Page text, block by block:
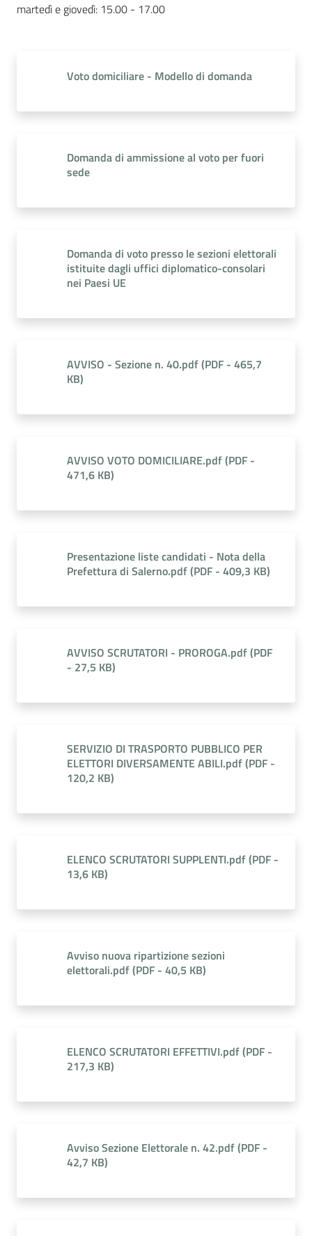
martedì e giovedì: 15.00 - 17.00
Voto domiciliare - Modello di domanda
Domanda di ammissione al voto per fuori
sede
Domanda di voto presso le sezioni elettorali
istituite dagli uffici diplomatico-consolari
nei Paesi UE
AVVISO - Sezione n. 40.pdf(PDF - 465,7
KB)
AVVISO VOTO DOMICILIARE.pdf(PDF -
471,6 KB)
Presentazione liste candidati - Nota della
Prefettura di Salerno.pdf(PDF - 409,3 KB)
AVVISO SCRUTATORI - PROROGA.pdf(PDF
- 27,5 KB)
SERVIZIO DI TRASPORTO PUBBLICO PER
ELETTORI DIVERSAMENTE ABILI.pdf(PDF -
120,2 KB)
ELENCO SCRUTATORI SUPPLENTI.pdf(PDF -
13,6 KB)
Avviso nuova ripartizione sezioni
elettorali.pdf(PDF - 40,5 KB)
ELENCO SCRUTATORI EFFETTIVI.pdf(PDF -
217,3 KB)
Avviso Sezione Elettorale n. 42.pdf(PDF -
42,7 KB)